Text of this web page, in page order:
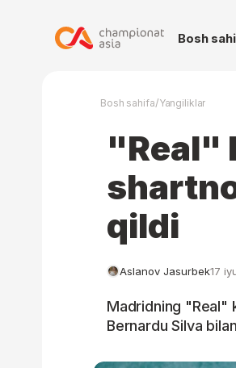
Bosh
Bosh sahifa/Yangiliklar
"Real"
qildi
Aslanov Jasurbek17
Madridning "Real"
Bernardu Silva